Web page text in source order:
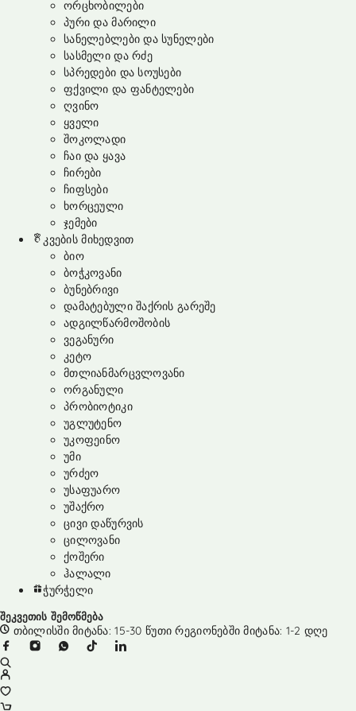
ორცხობილები
პური და მარილი
სანელებლები და სუნელები
სასმელი და რძე
სპრედები და სოუსები
ფქვილი და ფანტელები
ღვინო
ყველი
შოკოლადი
ჩაი და ყავა
ჩირები
ჩიფსები
ხორცეული
ჯემები
კვების მიხედვით
ბიო
ბოჭკოვანი
ბუნებრივი
დამატებული შაქრის გარეშე
ადგილწარმოშობის
ვეგანური
კეტო
მთლიანმარცვლოვანი
ორგანული
პრობიოტიკი
უგლუტენო
უკოფეინო
უმი
ურძეო
უსაფუარო
უშაქრო
ცივი დაწურვის
ცილოვანი
ქოშერი
ჰალალი
ჭურჭელი
შეკვეთის შემოწმება
თბილისში მიტანა: 15-30 წუთი რეგიონებში მიტანა: 1-2 დღე